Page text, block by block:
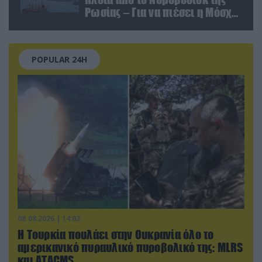
Ρωσίας – Για να πιέσει η Μόσχα
POPULAR 24H
08.08.2026 | 14:02
Η Τουρκία πουλάει στην Ουκρανία όλο το
αμερικανικό πυραυλικό πυροβολικό της: MLRS